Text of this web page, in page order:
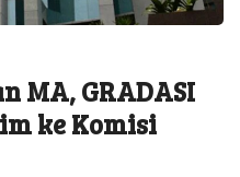
MA, GRADASI
ke Komisi